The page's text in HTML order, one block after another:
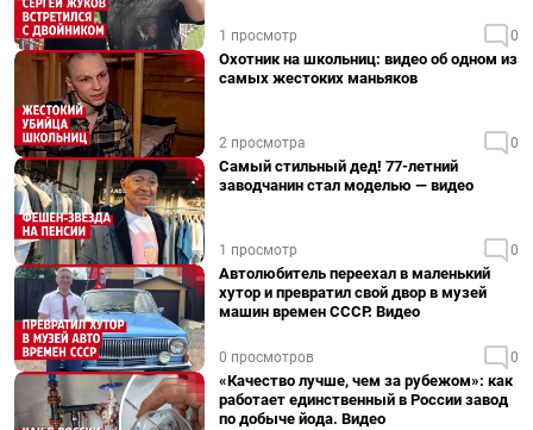
1 просмотр 0
Охотник на школьниц: видео об одном из
самых жестоких маньяков
2 просмотра 0
Самый стильный дед! 77-летний
заводчанин стал моделью — видео
1 просмотр 0
Автолюбитель переехал в маленький
хутор и превратил свой двор в музей
машин времен СССР. Видео
0 просмотров 0
«Качество лучше, чем за рубежом»: как
работает единственный в России завод
по добыче йода. Видео